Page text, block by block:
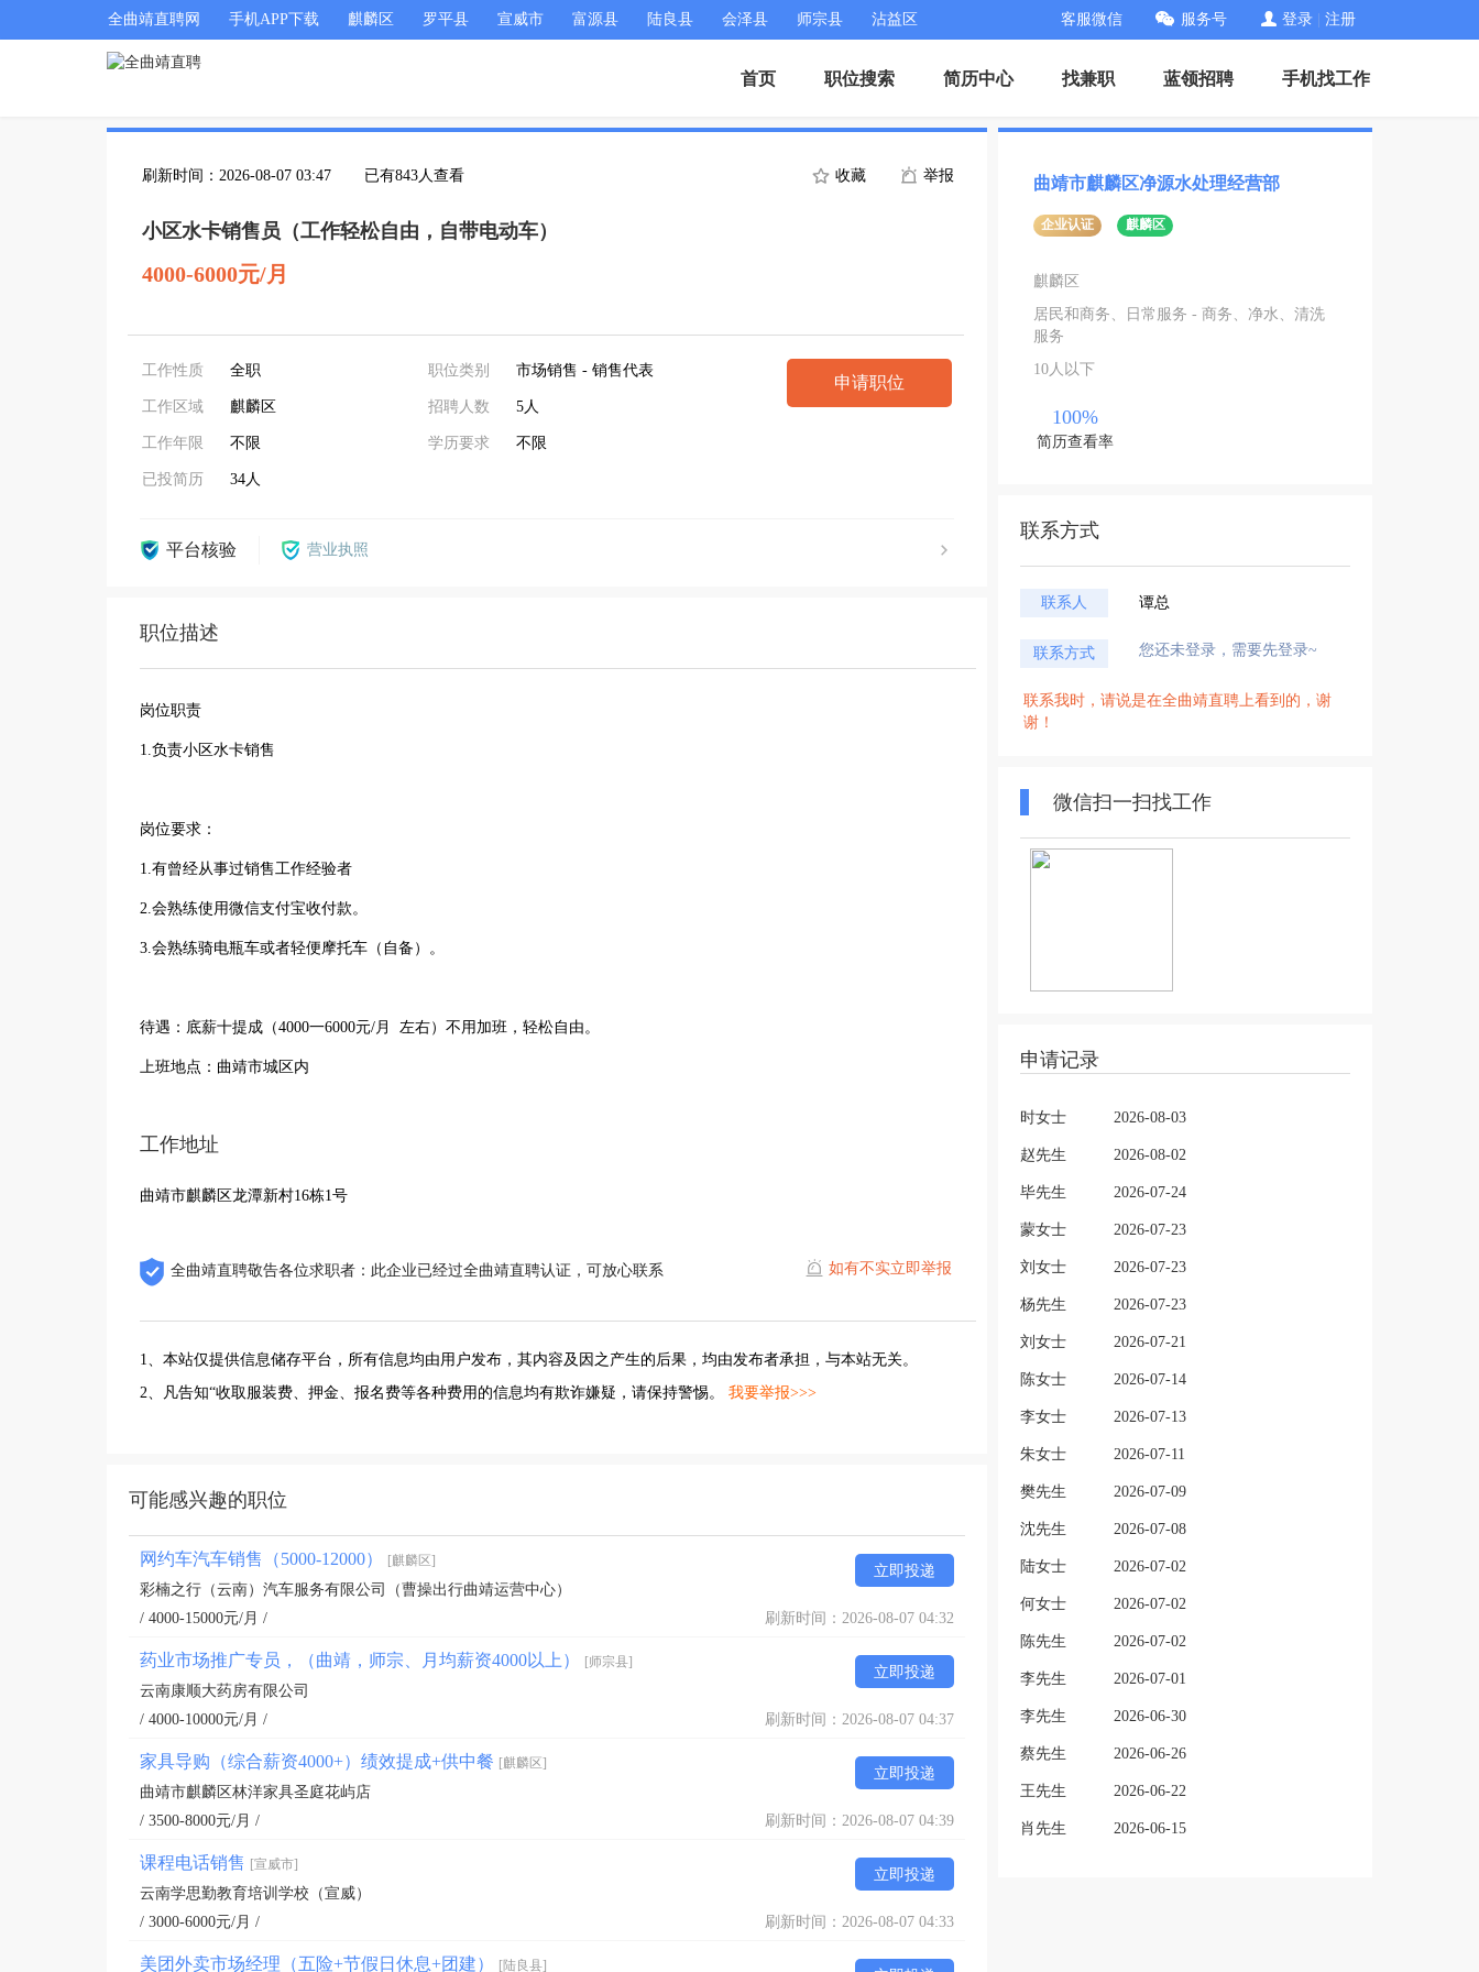
全曲靖直聘网 手机APP下载 麒麟区 罗平县 宣威市 富源县 陆良县 会泽县 师宗县 沾益区 客服微信 服务号 登录 注册
首页 职位搜索 简历中心 找兼职 蓝领招聘 手机找工作
刷新时间：2026-08-07 03:47 已有843人查看 收藏 举报
小区水卡销售员（工作轻松自由，自带电动车）
4000-6000元/月
工作性质 全职
工作区域 麒麟区
工作年限 不限
已投简历 34人
职位类别 市场销售 - 销售代表
招聘人数 5人
学历要求 不限
申请职位
平台核验 营业执照
职位描述
岗位职责
1.负责小区水卡销售
岗位要求：
1.有曾经从事过销售工作经验者
2.会熟练使用微信支付宝收付款。
3.会熟练骑电瓶车或者轻便摩托车（自备）。
待遇：底薪十提成（4000一6000元/月 左右）不用加班，轻松自由。
上班地点：曲靖市城区内
工作地址
曲靖市麒麟区龙潭新村16栋1号
全曲靖直聘敬告各位求职者：此企业已经过全曲靖直聘认证，可放心联系 如有不实立即举报
1、本站仅提供信息储存平台，所有信息均由用户发布，其内容及因之产生的后果，均由发布者承担，与本站无关。
2、凡告知“收取服装费、押金、报名费等各种费用的信息均有欺诈嫌疑，请保持警惕。 我要举报>>>
可能感兴趣的职位
网约车汽车销售（5000-12000） [麒麟区]
立即投递
彩楠之行（云南）汽车服务有限公司（曹操出行曲靖运营中心）
/ 4000-15000元/月 /
刷新时间：2026-08-07 04:32
药业市场推广专员，（曲靖，师宗、月均薪资4000以上） [师宗县]
立即投递
云南康顺大药房有限公司
/ 4000-10000元/月 /
刷新时间：2026-08-07 04:37
家具导购（综合薪资4000+）绩效提成+供中餐 [麒麟区]
立即投递
曲靖市麒麟区林洋家具圣庭花屿店
/ 3500-8000元/月 /
刷新时间：2026-08-07 04:39
课程电话销售 [宣威市]
立即投递
云南学思勤教育培训学校（宣威）
/ 3000-6000元/月 /
刷新时间：2026-08-07 04:33
美团外卖市场经理（五险+节假日休息+团建） [陆良县]
曲靖市麒麟区净源水处理经营部
企业认证 麒麟区
麒麟区
居民和商务、日常服务 - 商务、净水、清洗
服务
10人以下
100%
简历查看率
联系方式
联系人 谭总
联系方式 您还未登录，需要先登录~
联系我时，请说是在全曲靖直聘上看到的，谢
谢！
微信扫一扫找工作
申请记录
时女士 2026-08-03
赵先生 2026-08-02
毕先生 2026-07-24
蒙女士 2026-07-23
刘女士 2026-07-23
杨先生 2026-07-23
刘女士 2026-07-21
陈女士 2026-07-14
李女士 2026-07-13
朱女士 2026-07-11
樊先生 2026-07-09
沈先生 2026-07-08
陆女士 2026-07-02
何女士 2026-07-02
陈先生 2026-07-02
李先生 2026-07-01
李先生 2026-06-30
蔡先生 2026-06-26
王先生 2026-06-22
肖先生 2026-06-15